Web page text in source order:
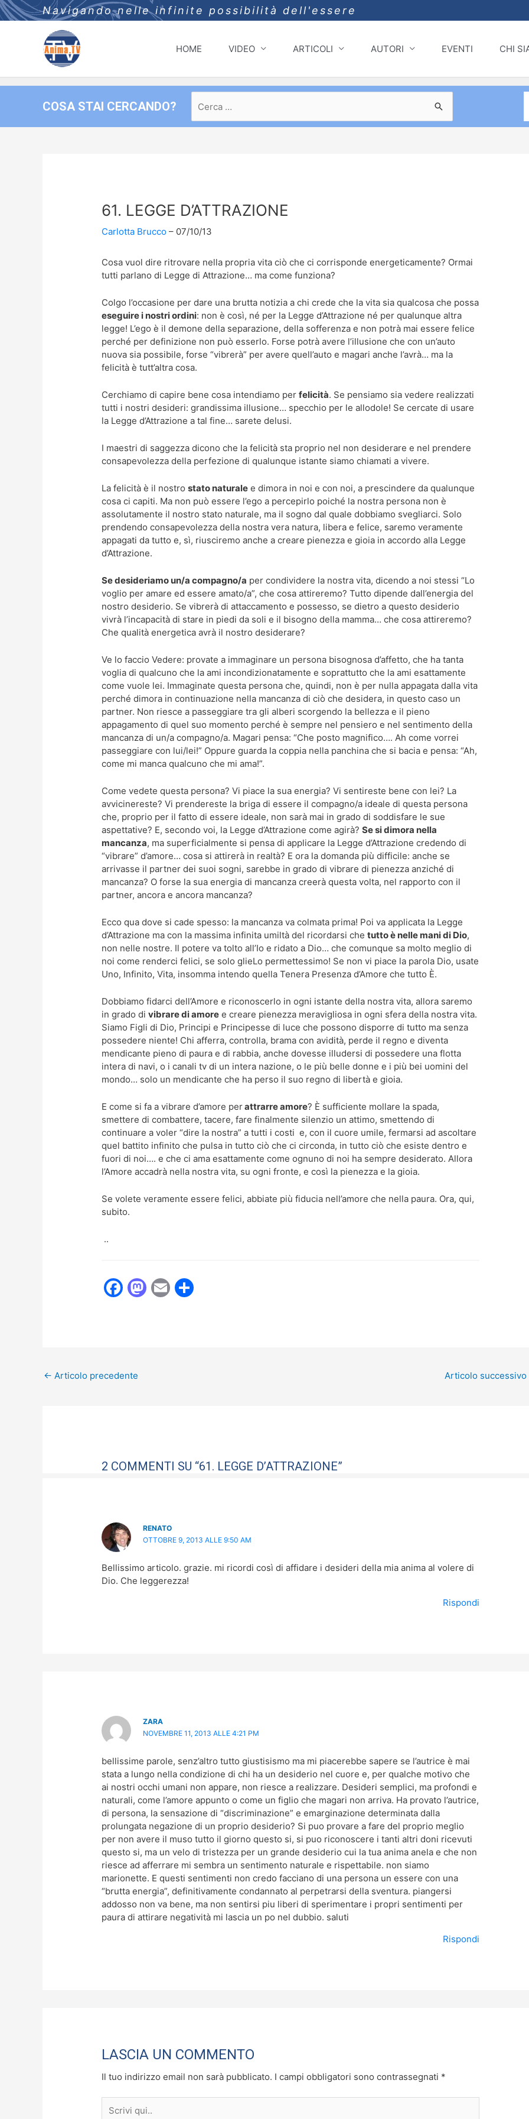
Navigando nelle infinite possibilità dell'essere
HOME VIDEO ARTICOLI AUTORI EVENTI CHI
COSA STAI CERCANDO?
per:
61. LEGGE D’ATTRAZIONE
Carlotta Brucco 07/10/13
Cosa vuol dire ritrovare nella propria vita ciò che ci corrisponde energeticamente? Ormai
tutti parlano di Legge di Attrazione… ma come funziona?
Colgo l’occasione per dare una brutta notizia a chi crede che la vita sia qualcosa che possa
eseguire i nostri ordini: non è così, né per la Legge d’Attrazione né per qualunque altra
legge! L’ego è il demone della separazione, della sofferenza e non potrà mai essere felice
perché per definizione non può esserlo. Forse potrà avere l’illusione che con un’auto
nuova sia possibile, forse “vibrerà” per avere quell’auto e magari anche l’avrà… ma la
felicità è tutt’altra cosa.
Cerchiamo di capire bene cosa intendiamo perfelicità. Se pensiamo sia vedere realizzati
tutti i nostri desideri: grandissima illusione… specchio per le allodole! Se cercate di usare
la Legge d’Attrazione a tal fine… sarete delusi.
I maestri di saggezza dicono che la felicità sta proprio nel non desiderare e nel prendere
consapevolezza della perfezione di qualunque istante siamo chiamati a vivere.
La felicità è il nostrostato naturale e dimora in noi e con noi, a prescindere da qualunque
cosa ci capiti. Ma non può essere l’ego a percepirlo poiché la nostra persona non è
assolutamente il nostro stato naturale, ma il sogno dal quale dobbiamo svegliarci. Solo
prendendo consapevolezza della nostra vera natura, libera e felice, saremo veramente
appagati da tutto e, sì, riusciremo anche a creare pienezza e gioia in accordo alla Legge
d’Attrazione.
Se desideriamo un/a compagno/a per condividere la nostra vita, dicendo a noi stessi “Lo
voglio per amare ed essere amato/a”, che cosa attireremo? Tutto dipende dall’energia del
nostro desiderio. Se vibrerà di attaccamento e possesso, se dietro a questo desiderio
vivrà l’incapacità di stare in piedi da soli e il bisogno della mamma… che cosa attireremo?
Che qualità energetica avrà il nostro desiderare?
Ve lo faccio Vedere: provate a immaginare un persona bisognosa d’affetto, che ha tanta
voglia di qualcuno che la ami incondizionatamente e soprattutto che la ami esattamente
come vuole lei. Immaginate questa persona che, quindi, non è per nulla appagata dalla vita
perché dimora in continuazione nella mancanza di ciò che desidera, in questo caso un
partner. Non riesce a passeggiare tra gli alberi scorgendo la bellezza e il pieno
appagamento di quel suo momento perché è sempre nel pensiero e nel sentimento della
mancanza di un/a compagno/a. Magari pensa: “Che posto magnifico…. Ah come vorrei
passeggiare con lui/lei!” Oppure guarda la coppia nella panchina che si bacia e pensa: “Ah,
come mi manca qualcuno che mi ama!”.
Come vedete questa persona? Vi piace la sua energia? Vi sentireste bene con lei? La
avvicinereste? Vi prendereste la briga di essere il compagno/a ideale di questa persona
che, proprio per il fatto di essere ideale, non sarà mai in grado di soddisfare le sue
aspettative? E, secondo voi, la Legge d’Attrazione come agirà?Se si dimora nella
mancanza, ma superficialmente si pensa di applicare la Legge d’Attrazione credendo di
“vibrare” d’amore… cosa si attirerà in realtà? E ora la domanda più difficile: anche se
arrivasse il partner dei suoi sogni, sarebbe in grado di vibrare di pienezza anziché di
mancanza? O forse la sua energia di mancanza creerà questa volta, nel rapporto con il
partner, ancora e ancora mancanza?
Ecco qua dove si cade spesso: la mancanza va colmata prima! Poi va applicata la Legge
d’Attrazione ma con la massima infinita umiltà del ricordarsi chetutto è nelle mani di Dio,
non nelle nostre. Il potere va tolto all’Io e ridato a Dio… che comunque sa molto meglio di
noi come renderci felici, se solo glieLo permettessimo! Se non vi piace la parola Dio, usate
Uno, Infinito, Vita, insomma intendo quella Tenera Presenza d’Amore che tutto È.
Dobbiamo fidarci dell’Amore e riconoscerlo in ogni istante della nostra vita, allora saremo
in grado divibrare di amore e creare pienezza meravigliosa in ogni sfera della nostra vita.
Siamo Figli di Dio, Principi e Principesse di luce che possono disporre di tutto ma senza
possedere niente! Chi afferra, controlla, brama con avidità, perde il regno e diventa
mendicante pieno di paura e di rabbia, anche dovesse illudersi di possedere una flotta
intera di navi, o i canali tv di un intera nazione, o le più belle donne e i più bei uomini del
mondo… solo un mendicante che ha perso il suo regno di libertà e gioia.
E come si fa a vibrare d’amore perattrarre amore? È sufficiente mollare la spada,
smettere di combattere, tacere, fare finalmente silenzio un attimo, smettendo di
continuare a voler “dire la nostra” a tutti i costi e, con il cuore umile, fermarsi ad ascoltare
quel battito infinito che pulsa in tutto ciò che ci circonda, in tutto ciò che esiste dentro e
fuori di noi…. e che ci ama esattamente come ognuno di noi ha sempre desiderato. Allora
l’Amore accadrà nella nostra vita, su ogni fronte, e così la pienezza e la gioia.
Se volete veramente essere felici, abbiate più fiducia nell’amore che nella paura. Ora, qui,
subito.
..
F
o
M E
← Articolo precedente Articolo successivo
2 COMMENTI SU “61. LEGGE D’ATTRAZIONE”
RENATO
OTTOBRE 9, 2013 ALLE 9:50 AM
Bellissimo articolo. grazie. mi ricordi così di affidare i desideri della mia anima al volere di
Dio. Che leggerezza!
Rispondi
ZARA
NOVEMBRE 11, 2013 ALLE 4:21 PM
bellissime parole, senz’altro tutto giustisismo ma mi piacerebbe sapere se l’autrice è mai
stata a lungo nella condizione di chi ha un desiderio nel cuore e, per qualche motivo che
ai nostri occhi umani non appare, non riesce a realizzare. Desideri semplici, ma profondi e
naturali, come l’amore appunto o come un figlio che magari non arriva. Ha provato l’autrice,
di persona, la sensazione di “discriminazione” e emarginazione determinata dalla
prolungata negazione di un proprio desiderio? Si puo provare a fare del proprio meglio
per non avere il muso tutto il giorno questo si, si puo riconoscere i tanti altri doni ricevuti
questo si, ma un velo di tristezza per un grande desiderio cui la tua anima anela e che non
riesce ad afferrare mi sembra un sentimento naturale e rispettabile. non siamo
marionette. E questi sentimenti non credo facciano di una persona un essere con una
“brutta energia”, definitivamente condannato al perpetrarsi della sventura. piangersi
addosso non va bene, ma non sentirsi piu liberi di sperimentare i propri sentimenti per
paura di attirare negatività mi lascia un po nel dubbio. saluti
Rispondi
LASCIA UN COMMENTO
Il tuo indirizzo email non sarà pubblicato. I campi obbligatori sono contrassegnati *
qui..